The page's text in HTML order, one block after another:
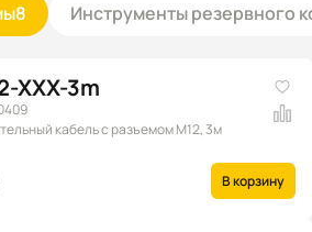
8 Инструменты резервного
XXX-3m
кабель с разъемом M12, 3м
В корзину